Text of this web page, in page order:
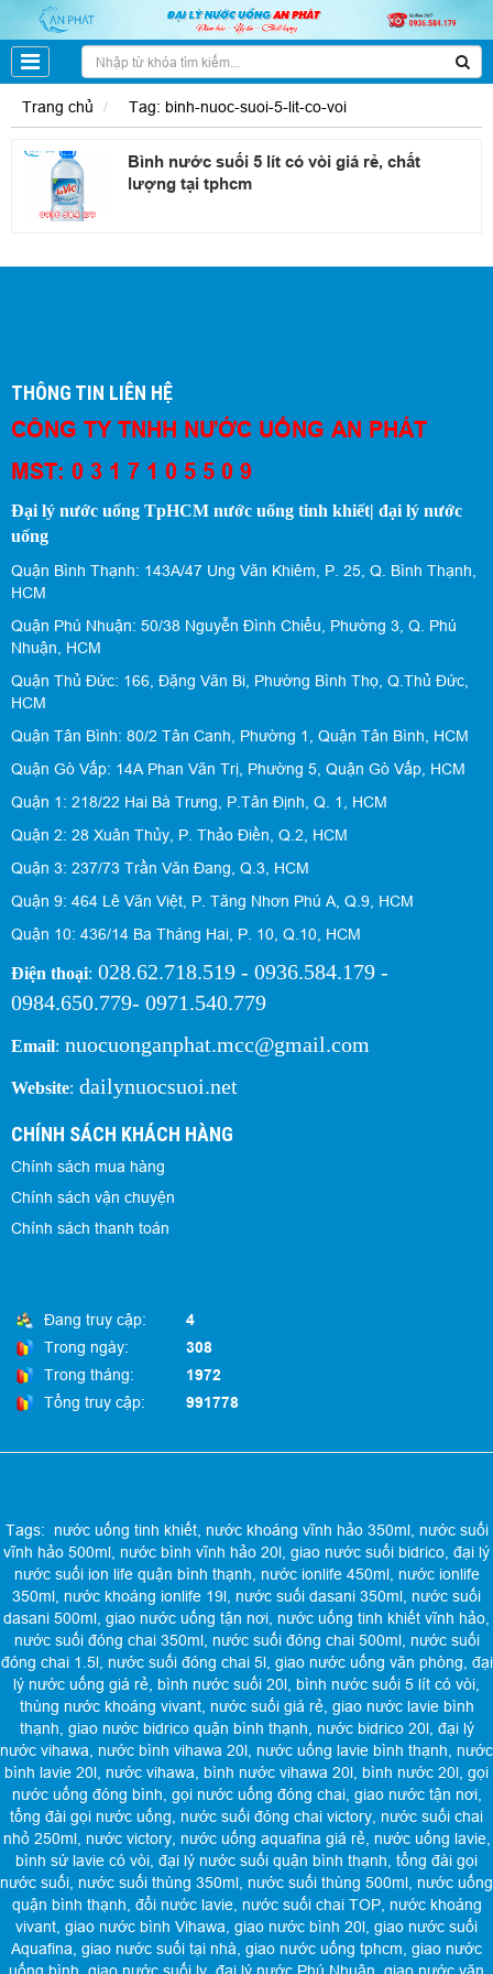
Trang chủ Tag: binh-nuoc-suoi-5-lit-co-voi
Bình nước suối 5 lít có vòi giá rẻ, chất
lượng tại tphcm
THÔNG TIN LIÊN HỆ
CÔNG TY TNHH NƯỚC UỐNG AN PHÁT
MST: 0 3 1 7 1 0 5 5 0 9
Đại lý nước uống TpHCM nước uống tinh khiết| đại lý nước
uống
Quận Bình Thạnh: 143A/47 Ung Văn Khiêm, P. 25, Q. Bình Thạnh,
HCM
Quận Phú Nhuận: 50/38 Nguyễn Đình Chiểu, Phường 3, Q. Phú
Nhuận, HCM
Quận Thủ Đức: 166, Đặng Văn Bi, Phường Bình Thọ, Q.Thủ Đức,
HCM
Quận Tân Bình: 80/2 Tân Canh, Phường 1, Quận Tân Bình, HCM
Quận Gò Vấp: 14A Phan Văn Trị, Phường 5, Quận Gò Vấp, HCM
Quận 1: 218/22 Hai Bà Trưng, P.Tân Định, Q. 1, HCM
Quận 2: 28 Xuân Thủy, P. Thảo Điền, Q.2, HCM
Quận 3: 237/73 Trần Văn Đang, Q.3, HCM
Quận 9: 464 Lê Văn Việt, P. Tăng Nhơn Phú A, Q.9, HCM
Quận 10: 436/14 Ba Tháng Hai, P. 10, Q.10, HCM
Điện thoại: 028.62.718.519 - 0936.584.179 -
0984.650.779- 0971.540.779
Email: nuocuonganphat.mcc@gmail.com
Website: dailynuocsuoi.net
CHÍNH SÁCH KHÁCH HÀNG
Chính sách mua hàng
Chính sách vận chuyện
Chính sách thanh toán
Đang truy cập:
4
Trong ngày:
308
Trong tháng:
1972
Tổng truy cập:
991778
Tags: nước uống tinh khiết, nước khoáng vĩnh hảo 350ml, nước suối
vĩnh hảo 500ml, nước bình vĩnh hảo 20l, giao nước suối bidrico, đại lý
nước suối ion life quận bình thạnh, nước ionlife 450ml, nước ionlife
350ml, nước khoáng ionlife 19l, nước suối dasani 350ml, nước suối
dasani 500ml, giao nước uống tận nơi, nước uống tinh khiết vĩnh hảo,
nước suối đóng chai 350ml, nước suối đóng chai 500ml, nước suối
đóng chai 1.5l, nước suối đóng chai 5l, giao nước uống văn phòng, đại
lý nước uống giá rẻ, bình nước suối 20l, bình nước suối 5 lít có vòi,
thùng nước khoáng vivant, nước suối giá rẻ, giao nước lavie bình
thạnh, giao nước bidrico quận bình thạnh, nước bidrico 20l, đại lý
nước vihawa, nước bình vihawa 20l, nước uống lavie bình thạnh, nước
bình lavie 20l, nước vihawa, bình nước vihawa 20l, bình nước 20l, gọi
nước uống đóng bình, gọi nước uống đóng chai, giao nước tận nơi,
tổng đài gọi nước uống, nước suối đóng chai victory, nước suối chai
nhỏ 250ml, nước victory, nước uống aquafina giá rẻ, nước uống lavie,
bình sứ lavie có vòi, đại lý nước suối quận bình thạnh, tổng đài gọi
nước suối, nước suối thùng 350ml, nước suối thùng 500ml, nước uống
quận bình thạnh, đổi nước lavie, nước suối chai TOP, nước khoáng
vivant, giao nước bình Vihawa, giao nước bình 20l, giao nước suối
Aquafina, giao nước suối tại nhà, giao nước uống tphcm, giao nước